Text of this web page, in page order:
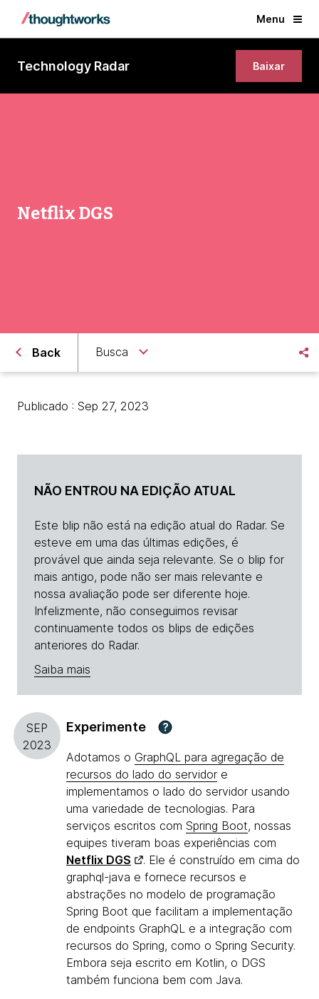
Menu
Technology Radar Baixar
Netflix DGS
Back Busca
Publicado : Sep 27, 2023
NÃO ENTROU NA EDIÇÃO ATUAL
Este blip não está na edição atual do Radar. Se
esteve em uma das últimas edições, é
provável que ainda seja relevante. Se o blip for
mais antigo, pode não ser mais relevante e
nossa avaliação pode ser diferente hoje.
Infelizmente, não conseguimos revisar
continuamente todos os blips de edições
anteriores do Radar.
Saiba mais
SEP
2023
Experimente ?
Adotamos o GraphQL para agregação de
recursos do lado do servidor e
implementamos o lado do servidor usando
uma variedade de tecnologias. Para
serviços escritos com Spring Boot, nossas
equipes tiveram boas experiências com
Netflix DGS
. Ele é construído em cima do
graphql-java e fornece recursos e
abstrações no modelo de programação
Spring Boot que facilitam a implementação
de endpoints GraphQL e a integração com
recursos do Spring, como o Spring Security.
Embora seja escrito em Kotlin, o DGS
também funciona bem com Java.